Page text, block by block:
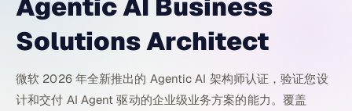
Agentic AI Business
Solutions Architect
微软 2026 年全新推出的 Agentic AI 架构师认证，验证您设
计和交付 AI Agent 驱动的企业级业务方案的能力。覆盖